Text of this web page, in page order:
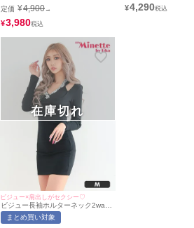
定価 ¥4,900→
¥3,980
myMinette/マイミネッ
¥4,290
ビジュー×肩出しがセクシー♡
ビジュー長袖ホルターネック2way
肩だしセクシータイトミニドレス(M
サイズ)(あおぽん/キャバドレス着用)
まとめ買い対象
在庫切れ